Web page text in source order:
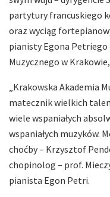
partytury francuskiego
oraz wyciąg
pianisty Egona
Muzycznego w
„Krakowska Akademia
matecznik wielkich
wiele wspaniałych
wspaniałych muzyków.
choćby – Krzysztof
chopinolog – prof.
pianista Egon Petri.